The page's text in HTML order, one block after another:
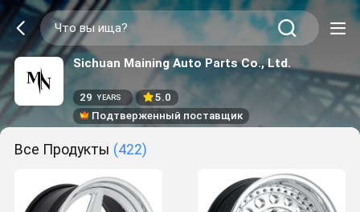
Sichuan Maining Auto Parts Co., Ltd.
29 YEARS
5.0
Подтверженный поставщик
Все Продукты (422)